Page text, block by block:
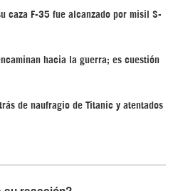
caza F-35 fue alcanzado por misil S-
hacia la guerra; es cuestión
de naufragio de Titanic y atentados